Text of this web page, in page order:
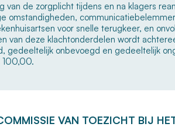
van de zorgplicht tijdens en na klagers
omstandigheden,
voor snelle terugkeer, en
van deze klachtonderdelen wordt
gedeeltelijk onbevoegd en gedeeltelijk
100,00.
VAN TOEZICHT BIJ